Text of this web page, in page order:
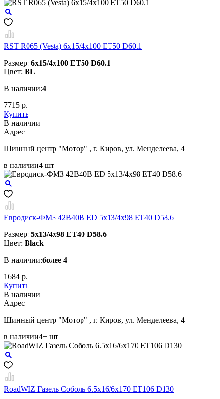
RST R065 (Vesta) 6x15/4x100 ET50 D60.1
Размер: 6x15/4x100 ET50 D60.1
Цвет: BL
В наличии:4
7715 р.
Купить
В наличии
Aдрес
Шинный центр "Мотор" , г. Киров, ул. Менделеева, 4
в наличии4 шт
Евродиск-ФМЗ 42B40B ED 5x13/4x98 ЕТ40 D58.6
Размер: 5x13/4x98 ЕТ40 D58.6
Цвет: Black
В наличии:более 4
1684 р.
Купить
В наличии
Aдрес
Шинный центр "Мотор" , г. Киров, ул. Менделеева, 4
в наличии4+ шт
RoadWIZ Газель Соболь 6.5x16/6x170 ET106 D130